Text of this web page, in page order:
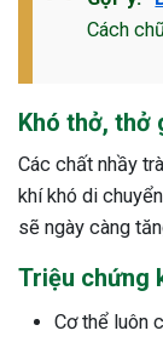
Cách
Khó thở, thở
Các chất nhầy
khí khó di
sẽ ngày càng
Triệu chứng
Cơ thể luôn